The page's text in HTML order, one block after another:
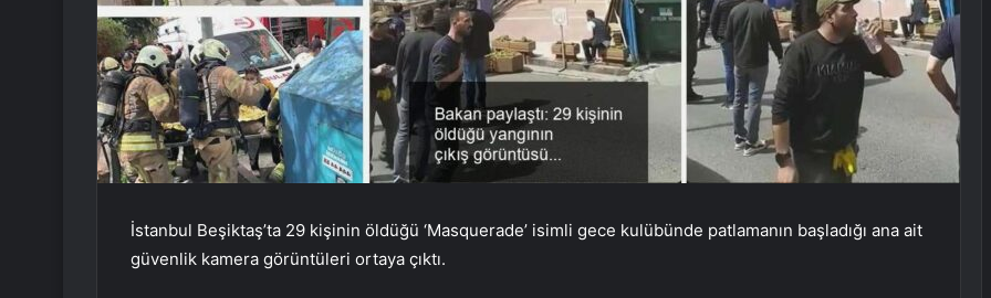
İstanbul Beşiktaş’ta 29 kişinin öldüğü ‘Masquerade’ isimli gece kulübünde patlamanın başladığı ana ait
güvenlik kamera görüntüleri ortaya çıktı.